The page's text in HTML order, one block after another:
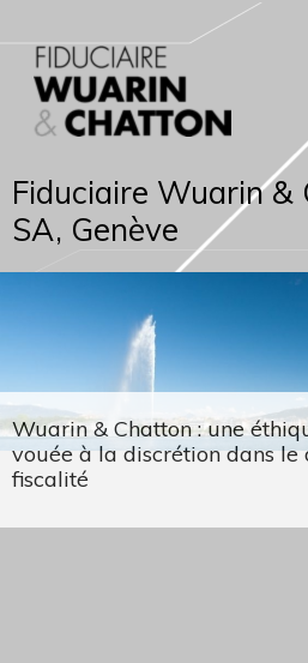
Fiduciaire Wuarin &
SA, Genève
Wuarin & Chatton : une
vouée à la discrétion dans
fiscalité